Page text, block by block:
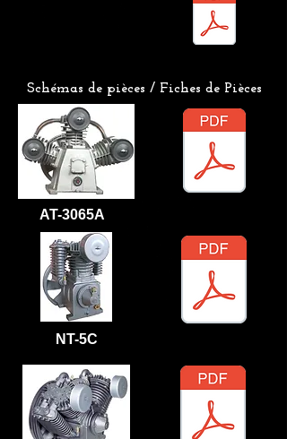
Schémas de pièces / Fiches de Pièces
AT-3065A
NT-5C